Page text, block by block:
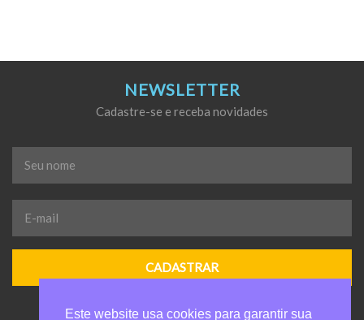
NEWSLETTER
Cadastre-se e receba novidades
Seu
nome
*
E-
mail
*
Este website usa cookies para garantir sua